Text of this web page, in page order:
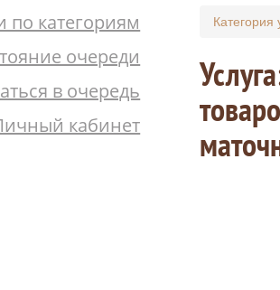
по категориям
очереди
в очередь
кабинет
Категория